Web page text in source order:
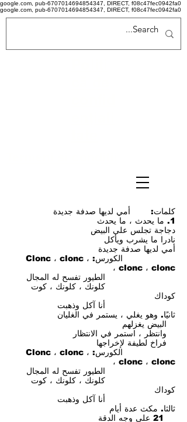
google.com, pub-6707014694854347, DIRECT, f08c47fec0942fa0
google.com, pub-6707014694854347, DIRECT, f08c47fec0942fa0
كلمات: أمي لديها صدفة جديدة
1. ما يحدث ، ما يحدث
دجاجة تجلس على البيض
نادرا ما يشرب ويأكل
أمي لديها صدفة جديدة
الكورس: Clonc ، clonc ،
clonc ، clonc ،
الطيور تفسح له المجال
كلونك ، كلونك ، كوت
كوداك
أنا آكل وذهبت
ثانيًا. وهو يغلي ، يستمر في الغليان
البيض يغزلهم
وانتظر ، استمر في الانتظار
فراخ لطيفة لإخراجها
الكورس: Clonc ، clonc ،
clonc ، clonc ،
الطيور تفسح له المجال
كلونك ، كلونك ، كوت
كوداك
أنا آكل وذهبت
ثالثا. مكث عدة أيام